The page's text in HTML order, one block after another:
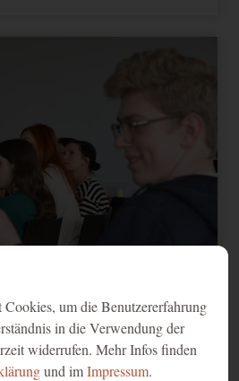
Cookies, um die Benutzererfahrung
in die Verwendung der
widerrufen. Mehr Infos finden
und imImpressum.